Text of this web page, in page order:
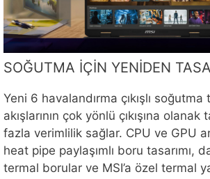
SOĞUTMA İÇİN YENİDEN
Yeni 6 havalandırma çıkışlı soğutma
akışlarının çok yönlü çıkışına olanak
fazla verimlilik sağlar. CPU ve GPU
heat pipe paylaşımlı boru tasarımı,
termal borular ve MSI’a özel termal